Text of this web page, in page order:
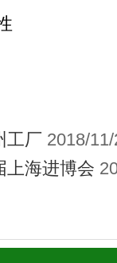
工厂 2018/
上海进博会